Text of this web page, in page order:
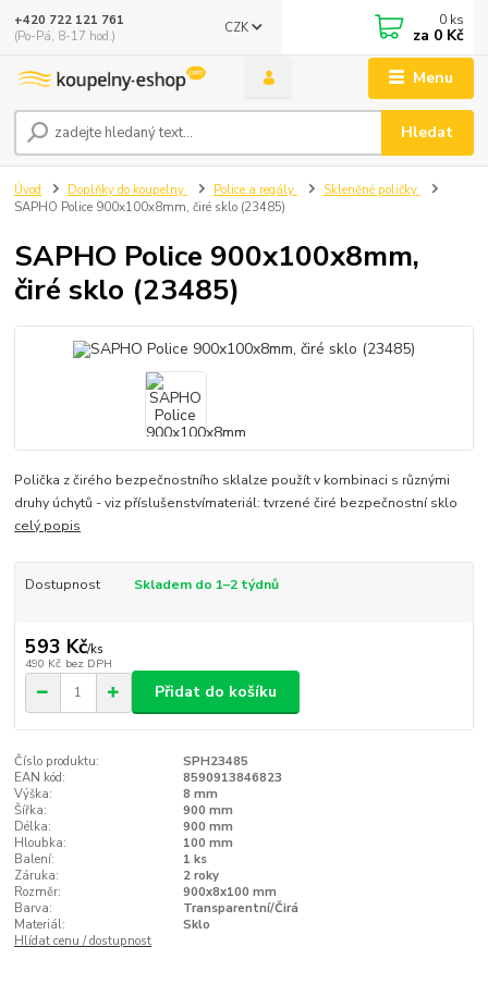
Menu
CZK
Hledat
+420 722 121 761
(Po-Pá, 8-17 hod.)
0 ks
za 0 Kč
Úvod Doplňky do koupelny Police a regály
Skleněné poličky
SAPHO Police 900x100x8mm, čiré sklo (23485)
SAPHO Police 900x100x8mm,
čiré sklo (23485)
Polička z čirého bezpečnostního sklalze použít v kombinaci s různými
druhy úchytů - viz příslušenstvímateriál: tvrzené čiré bezpečnostní sklo
celý popis
Dostupnost Skladem do 1–2 týdnů
593 Kč/ks
490 Kč bez DPH
Přidat do košíku
Číslo produktu:
SPH23485
EAN kód:
8590913846823
Výška:
8 mm
Šířka:
900 mm
Délka:
900 mm
Hloubka:
100 mm
Balení:
1 ks
Záruka:
2 roky
Rozměr:
900x8x100 mm
Barva:
Transparentní/Čirá
Materiál:
Sklo
Hlídat cenu / dostupnost